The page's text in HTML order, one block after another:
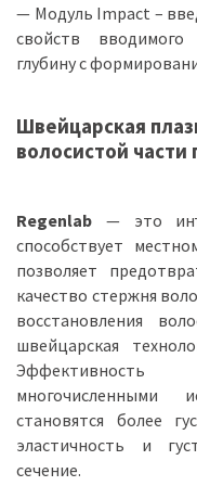
— Модуль Impact –
свойств
глубину с
Швейцарская
волосистой части
Regenlab — это
способствует
позволяет
качество стержня
восстановления
швейцарская
многочисленными
становятся более
эластичность и
сечение.